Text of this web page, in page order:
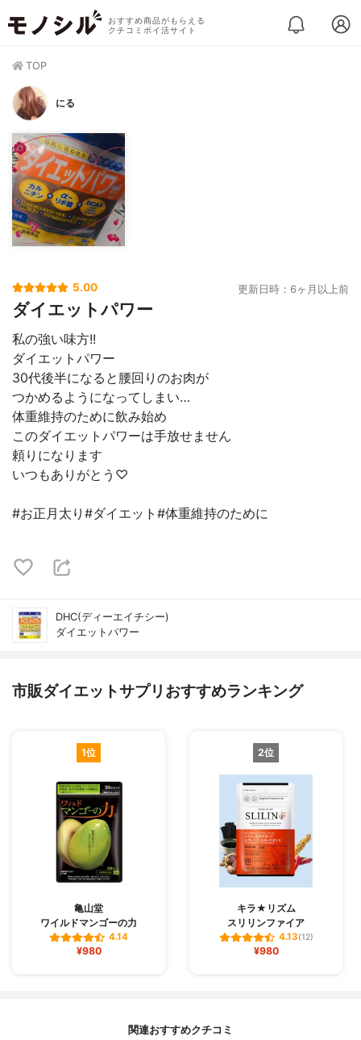
おすすめ商品がもらえる
クチコミポイ活サイト
TOP
にる
5.00 更新日時：6ヶ月以上前
ダイエットパワー
私の強い味方!!
ダイエットパワー
30代後半になると腰回りのお肉が
つかめるようになってしまい…
体重維持のために飲み始め
このダイエットパワーは手放せません
頼りになります
いつもありがとう♡
#お正月太り#ダイエット#体重維持のために
DHC(ディーエイチシー)
ダイエットパワー
市販ダイエットサプリおすすめランキング
1位
亀山堂
ワイルドマンゴーの力
4.14
¥980
2位
キラ★リズム
スリリンファイア
4.13(12)
¥980
関連おすすめクチコミ